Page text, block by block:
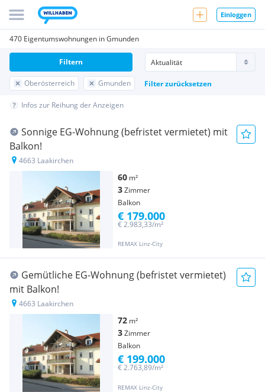
Einloggen
470 Eigentumswohnungen in Gmunden
Oberösterreich Gmunden Filter zurücksetzen
Filtern
Infos zur Reihung der Anzeigen
Sonnige EG-Wohnung (befristet vermietet) mit
Balkon!
4663 Laakirchen
60 m²
3Zimmer
Balkon
REMAX Linz-City
€ 2.983,33/m²
€ 179.000
Gemütliche EG-Wohnung (befristet vermietet)
mit Balkon!
4663 Laakirchen
72 m²
3Zimmer
Balkon
REMAX Linz-City
€ 2.763,89/m²
€ 199.000